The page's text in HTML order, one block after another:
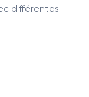
différentes